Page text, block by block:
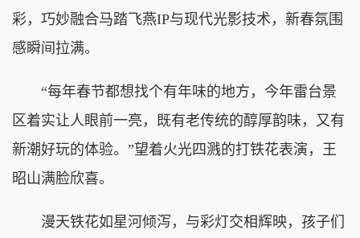
彩， 巧妙融合马踏飞燕IP与现代光影技术，新春氛围
感瞬间拉满。
“每年春节都想找个有年味的地方，今年雷台景
区着实让人眼前一亮，既有老传统的醇厚韵味，又有
新潮好玩的体验。”望着火光四溅的打铁花表演，王
昭山满脸欣喜。
漫天铁花如星河倾泻，与彩灯交相辉映，孩子们